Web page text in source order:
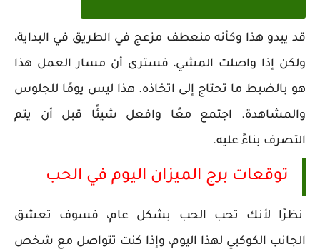
قد يبدو هذا وكأنه منعطف مزعج في الطريق في البداية،
ولكن إذا واصلت المشي، فسترى أن مسار العمل هذا
هو بالضبط ما تحتاج إلى اتخاذه. هذا ليس يومًا للجلوس
والمشاهدة. اجتمع معًا وافعل شيئًا قبل أن يتم
التصرف بناءً عليه.
توقعات برج الميزان اليوم في الحب
نظرًا لأنك تحب الحب بشكل عام، فسوف تعشق
الجانب الكوكبي لهذا اليوم، وإذا كنت تتواصل مع شخص